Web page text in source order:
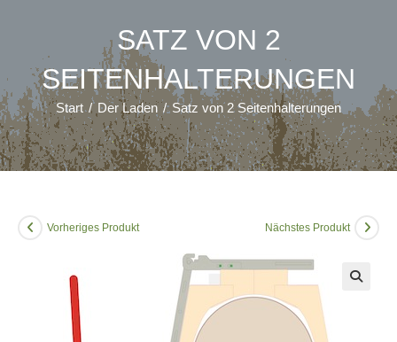
SATZ VON 2
SEITENHALTERUNGEN
Start / Der Laden / Satz von 2 Seitenhalterungen
Vorheriges Produkt Nächstes Produkt